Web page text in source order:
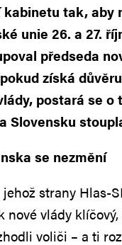
tak, aby
unie 26. a 27.
předseda
získá
postará se o
Slovensku
se nezmění
strany Hlas-
nové vlády
voliči – a ti